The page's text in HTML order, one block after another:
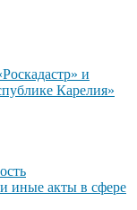
и
Карелия»
иные акты в сфере